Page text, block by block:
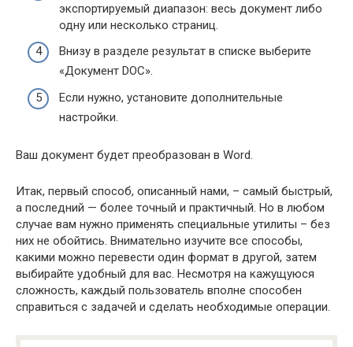
экспортируемый диапазон: весь документ либо
одну или несколько страниц.
Внизу в разделе результат в списке выберите
«Документ DOC».
Если нужно, установите дополнительные
настройки.
Ваш документ будет преобразован в Word.
Итак, первый способ, описанный нами, – самый быстрый,
а последний — более точный и практичный. Но в любом
случае вам нужно применять специальные утилиты – без
них не обойтись. Внимательно изучите все способы,
какими можно перевести один формат в другой, затем
выбирайте удобный для вас. Несмотря на кажущуюся
сложность, каждый пользователь вполне способен
справиться с задачей и сделать необходимые операции.